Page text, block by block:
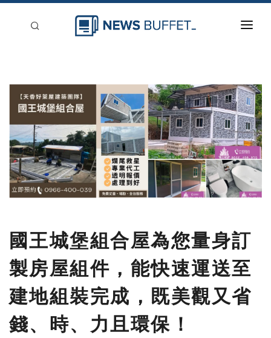
新聞稿分類
登入
刊登
國王城堡組合屋為您量身訂
製房屋組件，能快速運送至
建地組裝完成，既美觀又省
錢、時、力且環保！